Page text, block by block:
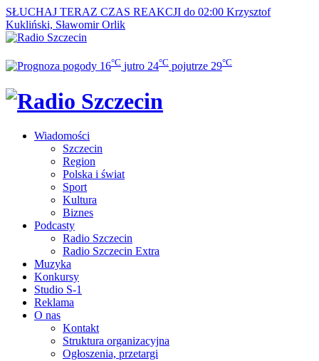
SŁUCHAJ TERAZ CZAS REAKCJI do 02:00 Krzysztof
Kukliński, Sławomir Orlik
16°C jutro 24°C pojutrze 29°C
Wiadomości
Szczecin
Region
Polska i świat
Sport
Kultura
Biznes
Podcasty
Radio Szczecin
Radio Szczecin Extra
Muzyka
Konkursy
Studio S-1
Reklama
O nas
Kontakt
Struktura organizacyjna
Ogłoszenia, przetargi